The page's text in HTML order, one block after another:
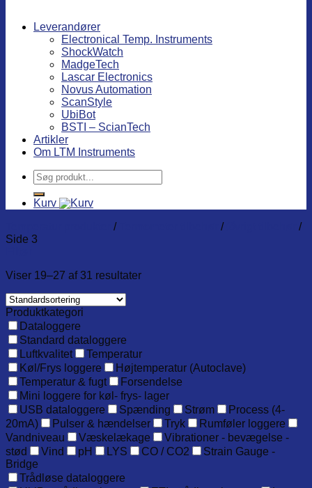
Leverandører
Electronical Temp. Instruments
ShockWatch
MadgeTech
Lascar Electronics
Novus Automation
ScanStyle
UbiBot
BSTI – ScianTech
Artikler
Om LTM Instruments
Søg
efter:
Kurv
/ /
/
Side 3
Viser 19–27 af 31 resultater
Produktkategori
Dataloggere
Standard dataloggere
Luftkvalitet
Temperatur
Køl/Frys loggere
Højtemperatur (Autoclave)
Temperatur & fugt
Forsendelse
Mini loggere for køl- frys- lager
USB dataloggere
Spænding Strøm
Process (4-
20mA)
Pulser & hændelser Tryk
Rumføler loggere
Vandniveau
Væskelækage
Vibrationer - bevægelse -
stød
Vind pH LYS CO / CO2
Strain Gauge -
Bridge
Trådløse dataloggere